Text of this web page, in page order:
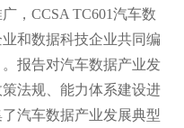
，CCSA TC601汽车数
和数据科技企业共同编
报告对汽车数据产业发
法规、能力体系建设进
汽车数据产业发展典型